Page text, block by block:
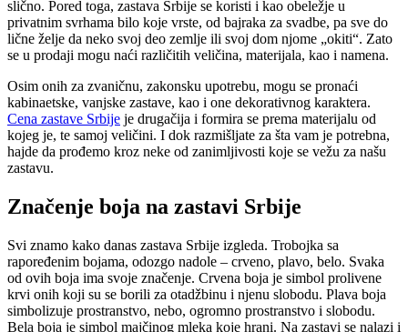
slično. Pored toga, zastava Srbije se koristi i kao obeležje u
privatnim svrhama bilo koje vrste, od bajraka za svadbe, pa sve do
lične želje da neko svoj deo zemlje ili svoj dom njome „okiti“. Zato
se u prodaji mogu naći različitih veličina, materijala, kao i namena.
Osim onih za zvaničnu, zakonsku upotrebu, mogu se pronaći
kabinaetske, vanjske zastave, kao i one dekorativnog karaktera.
Cena zastave Srbije je drugačija i formira se prema materijalu od
kojeg je, te samoj veličini. I dok razmišljate za šta vam je potrebna,
hajde da prođemo kroz neke od zanimljivosti koje se vežu za našu
zastavu.
Značenje boja na zastavi Srbije
Svi znamo kako danas zastava Srbije izgleda. Trobojka sa
rapoređenim bojama, odozgo nadole – crveno, plavo, belo. Svaka
od ovih boja ima svoje značenje. Crvena boja je simbol prolivene
krvi onih koji su se borili za otadžbinu i njenu slobodu. Plava boja
simbolizuje prostranstvo, nebo, ogromno prostranstvo i slobodu.
Bela boja je simbol majčinog mleka koje hrani. Na zastavi se nalazi i